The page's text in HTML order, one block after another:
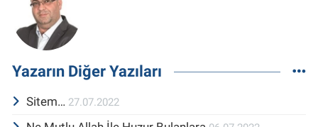
Yazarın Diğer Yazıları
Sitem… 27.07.2022